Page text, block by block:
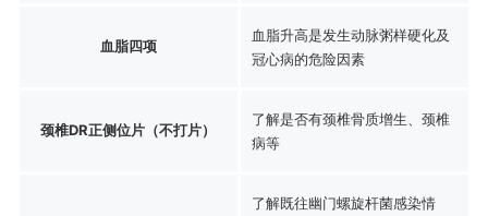
血脂四项
血脂升高是发生动脉粥样硬化及
冠心病的危险因素
颈椎DR正侧位片（不打片）
了解是否有颈椎骨质增生、颈椎
病等
了解既往幽门螺旋杆菌感染情